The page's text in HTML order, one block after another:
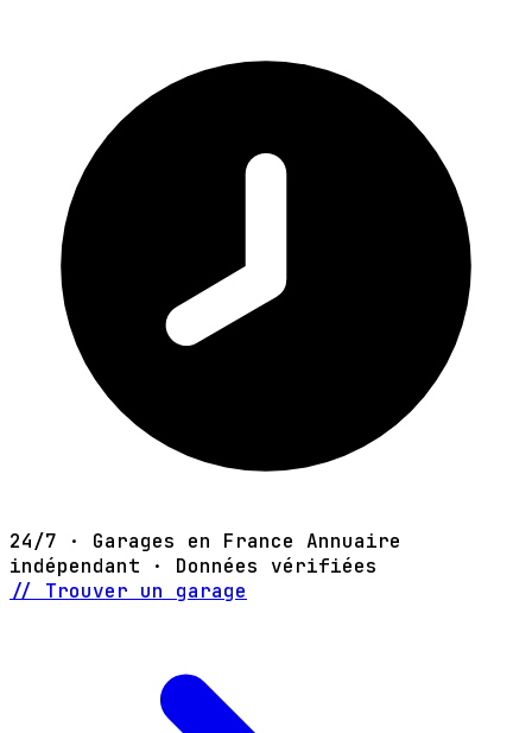
24/7 · Garages en France Annuaire
indépendant · Données vérifiées
// Trouver un garage